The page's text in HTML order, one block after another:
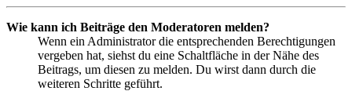
Wie kann ich Beiträge den Moderatoren melden?
Wenn ein Administrator die entsprechenden Berechtigungen
vergeben hat, siehst du eine Schaltfläche in der Nähe des
Beitrags, um diesen zu melden. Du wirst dann durch die
weiteren Schritte geführt.